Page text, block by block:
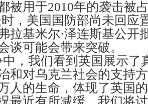
被用于2010年的袭击被
，美国国防部尚未回应
拉基米尔·泽连斯基公开
谈可能会带来突破。
中，我们看到英国展示
和对乌克兰社会的支持
人的生命，体现了英国
最近有所减缓。我们将